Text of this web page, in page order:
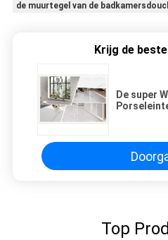
de muurtegel van de
Krijg de
De super
Top